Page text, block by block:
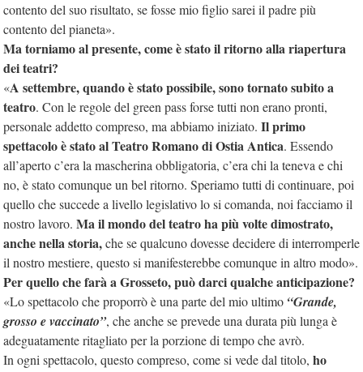
contento del suo risultato, se fosse mio figlio sarei il padre più
contento del pianeta».
Ma torniamo al presente, come è stato il ritorno alla riapertura
dei teatri?
«A settembre, quando è stato possibile, sono tornato subito a
teatro. Con le regole del green pass forse tutti non erano pronti,
personale addetto compreso, ma abbiamo iniziato. Il primo
spettacolo è stato al Teatro Romano di Ostia Antica. Essendo
all’aperto c’era la mascherina obbligatoria, c’era chi la teneva e chi
no, è stato comunque un bel ritorno. Speriamo tutti di continuare, poi
quello che succede a livello legislativo lo si comanda, noi facciamo il
nostro lavoro. Ma il mondo del teatro ha più volte dimostrato,
anche nella storia,che se qualcuno dovesse decidere di interromperle
il nostro mestiere, questo si manifesterebbe comunque in altro modo».
Per quello che farà a Grosseto, può darci qualche anticipazione?
«Lo spettacolo che proporrò è una parte del mio ultimo “Grande,
grosso e vaccinato”, che anche se prevede una durata più lunga è
adeguatamente ritagliato per la porzione di tempo che avrò.
In ogni spettacolo, questo compreso, come si vede dal titolo, ho